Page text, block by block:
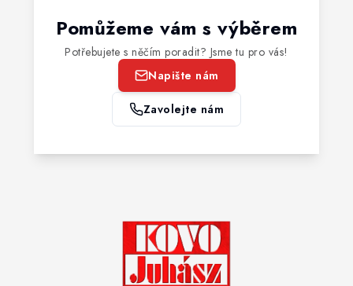
Pomůžeme vám s výběrem
Potřebujete s něčím poradit? Jsme tu pro vás!
Napište nám
Zavolejte nám